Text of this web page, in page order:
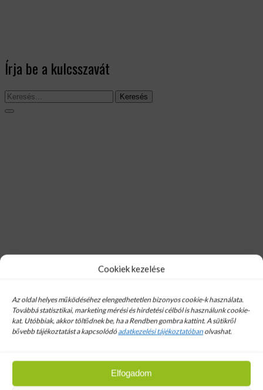
Cookiek kezelése
Az oldal helyes működéséhez elengedhetetlen bizonyos cookie-k használata.
Továbbá statisztikai, marketing mérési és hirdetési célból is használunk cookie-
kat. Utóbbiak, akkor töltődnek be, ha a Rendben gombra kattint. A sütikről
bővebb tájékoztatást a kapcsolódó adatkezelési tájékoztatóban olvashat.
Elfogadom
Írja be a kulcsszavát
Keresés
Linopore RX 5000 3 Rétegű